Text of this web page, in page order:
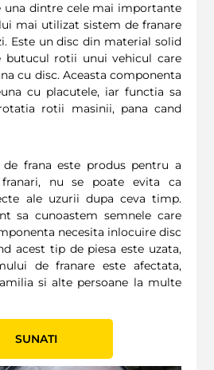
una dintre cele mai importante
mai utilizat sistem de franare
Este un disc din material solid
butucul rotii unui vehicul care
cu disc. Aceasta componenta
cu placutele, iar functia sa
rotii masinii, pana cand
frana este produs pentru a
nu se poate evita ca
ale uzurii dupa ceva timp.
sa cunoastem semnele care
necesita inlocuire disc
acest tip de piesa este uzata,
de franare este afectata,
si alte persoane la multe
SUNATI